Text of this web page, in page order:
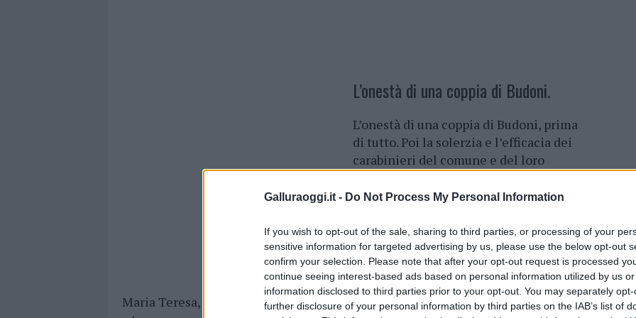
Galluraoggi.it - Do Not Process My Personal Information
If you wish to opt-out of the sale, sharing to third parties, or processing of your
sensitive information for targeted advertising by us, please use the below opt-out
confirm your selection. Please note that after your opt-out request is processed
continue seeing interest-based ads based on personal information utilized by us
information disclosed to third parties prior to your opt-out. You may separately
further disclosure of your personal information by third parties on the IAB’s list of
L’onestà di una coppia di Budoni.
L’onestà di una coppia di Budoni, prima
di tutto. Poi la solerzia e l’efficacia dei
carabinieri del comune e del loro
appena15 minuti una donna di Ozieri
portafogli,che aveva perso dopo aver
fatto un consistente prelievo di
contante in via Nazionale, in pieno
centro. La coppia budonese, Antonio e
Maria Teresa, mentre passeggiavamo dopo l’aperitivo, hanno notato il portafogli